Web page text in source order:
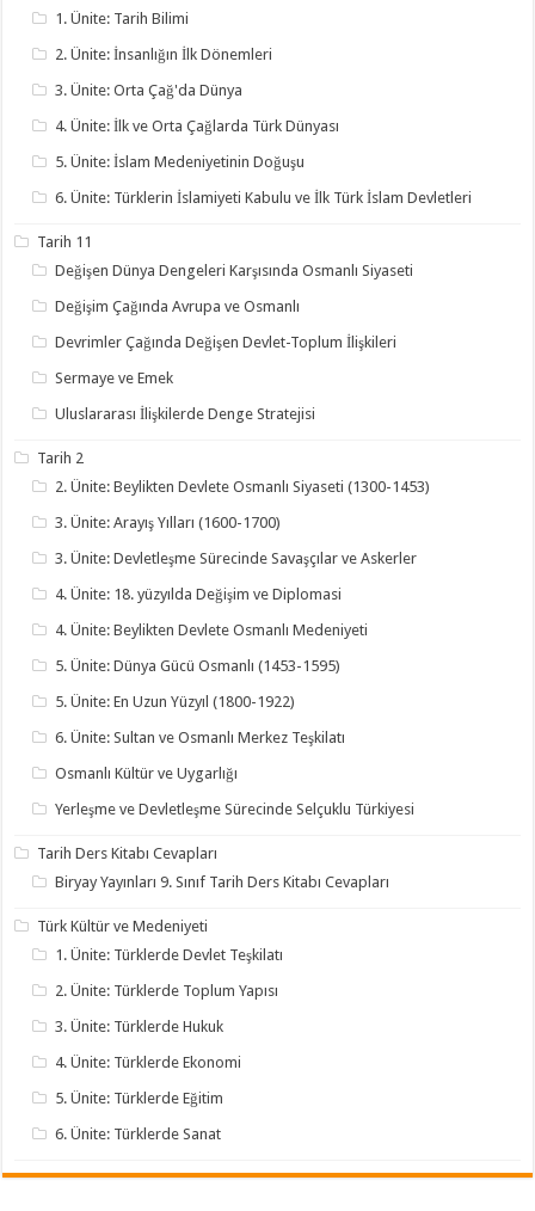
1. Ünite: Tarih Bilimi
2. Ünite: İnsanlığın İlk Dönemleri
3. Ünite: Orta Çağ'da Dünya
4. Ünite: İlk ve Orta Çağlarda Türk Dünyası
5. Ünite: İslam Medeniyetinin Doğuşu
6. Ünite: Türklerin İslamiyeti Kabulu ve İlk Türk İslam Devletleri
Tarih 11
Değişen Dünya Dengeleri Karşısında Osmanlı Siyaseti
Değişim Çağında Avrupa ve Osmanlı
Devrimler Çağında Değişen Devlet-Toplum İlişkileri
Sermaye ve Emek
Uluslararası İlişkilerde Denge Stratejisi
Tarih 2
2. Ünite: Beylikten Devlete Osmanlı Siyaseti (1300-1453)
3. Ünite: Arayış Yılları (1600-1700)
3. Ünite: Devletleşme Sürecinde Savaşçılar ve Askerler
4. Ünite: 18. yüzyılda Değişim ve Diplomasi
4. Ünite: Beylikten Devlete Osmanlı Medeniyeti
5. Ünite: Dünya Gücü Osmanlı (1453-1595)
5. Ünite: En Uzun Yüzyıl (1800-1922)
6. Ünite: Sultan ve Osmanlı Merkez Teşkilatı
Osmanlı Kültür ve Uygarlığı
Yerleşme ve Devletleşme Sürecinde Selçuklu Türkiyesi
Tarih Ders Kitabı Cevapları
Biryay Yayınları 9. Sınıf Tarih Ders Kitabı Cevapları
Türk Kültür ve Medeniyeti
1. Ünite: Türklerde Devlet Teşkilatı
2. Ünite: Türklerde Toplum Yapısı
3. Ünite: Türklerde Hukuk
4. Ünite: Türklerde Ekonomi
5. Ünite: Türklerde Eğitim
6. Ünite: Türklerde Sanat